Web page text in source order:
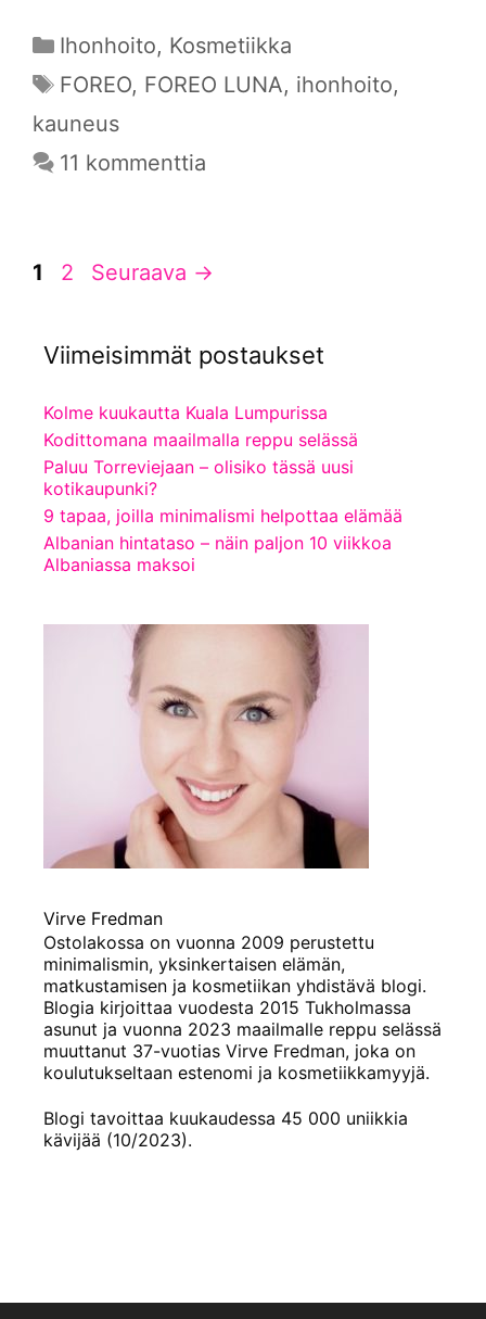
Kategoriat
Ihonhoito, Kosmetiikka
Avainsanat
FOREO, FOREO LUNA, ihonhoito,
kauneus
11 kommenttia
Sivu
1 Sivu
2 Seuraava →
Viimeisimmät postaukset
Kolme kuukautta Kuala Lumpurissa
Kodittomana maailmalla reppu selässä
Paluu Torreviejaan – olisiko tässä uusi
kotikaupunki?
9 tapaa, joilla minimalismi helpottaa elämää
Albanian hintataso – näin paljon 10 viikkoa
Albaniassa maksoi
Virve Fredman
Ostolakossa on vuonna 2009 perustettu
minimalismin, yksinkertaisen elämän,
matkustamisen ja kosmetiikan yhdistävä blogi.
Blogia kirjoittaa vuodesta 2015 Tukholmassa
asunut ja vuonna 2023 maailmalle reppu selässä
muuttanut 37-vuotias Virve Fredman, joka on
koulutukseltaan estenomi ja kosmetiikkamyyjä.
Blogi tavoittaa kuukaudessa 45 000 uniikkia
kävijää (10/2023).